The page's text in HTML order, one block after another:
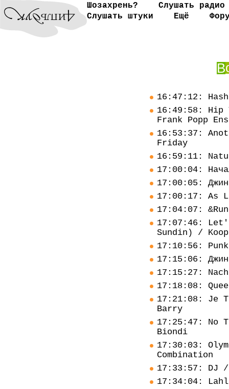
Шозахрень?
Слушать радио
Слушать штуки
Ещё
В
16:47:12:
16:49:58: Hip
Frank Popp
16:53:37:
Friday
16:59:11:
17:00:04:
17:00:05:
17:00:17: As
17:04:07:
17:07:46:
Sundin) / Koop
17:10:56:
17:15:06:
17:15:27:
17:18:08:
17:21:08: Je
Barry
17:25:47: No
Biondi
17:30:03:
Combination
17:33:57: DJ /
17:34:04: Lahl